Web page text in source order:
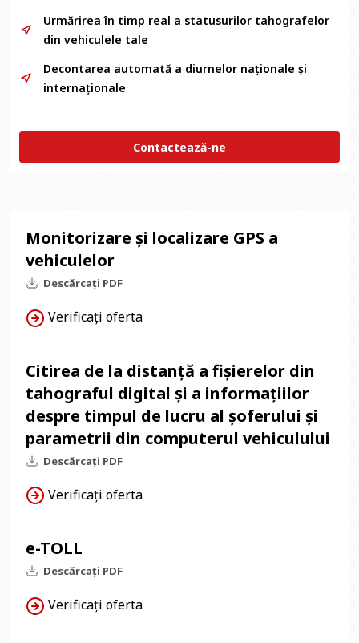
Urmărirea în timp real a statusurilor tahografelor
din vehiculele tale
Decontarea automată a diurnelor naționale și
internaționale
Contactează-ne
Monitorizare și localizare GPS a
vehiculelor
Descărcați PDF
Verificați oferta
Citirea de la distanță a fișierelor din
tahograful digital și a informațiilor
despre timpul de lucru al șoferului și
parametrii din computerul vehiculului
Descărcați PDF
Verificați oferta
e-TOLL
Descărcați PDF
Verificați oferta